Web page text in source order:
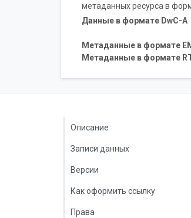
метаданных ресурса в
Данные в формате DwC-A
Метаданные в формате
Метаданные в формате
Описание
Записи данных
Версии
Как оформить ссылку
Права